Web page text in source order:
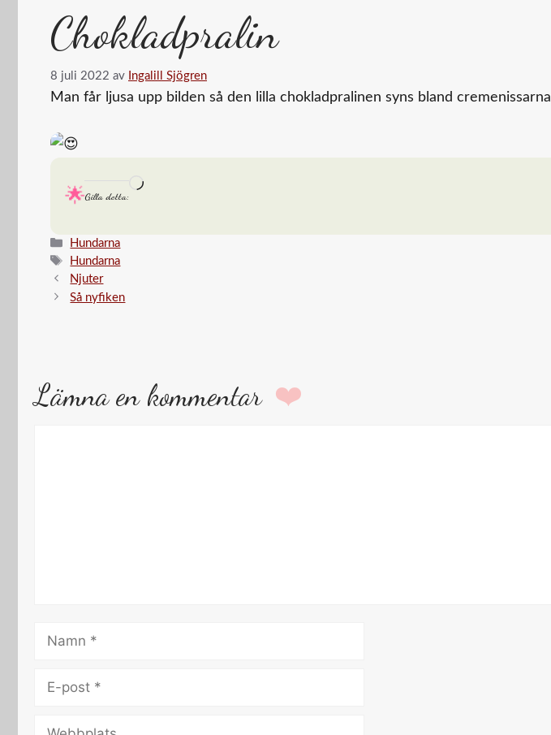
Chokladpralin
8 juli 2022 av Ingalill Sjögren
Man får ljusa upp bilden så den lilla chokladpralinen syns bland cremenissarna
Gilla detta:
Laddar
Kategorier
Hundarna
Etiketter
Hundarna
Njuter
Så nyfiken
Lämna en kommentar
Namn
Webbplats